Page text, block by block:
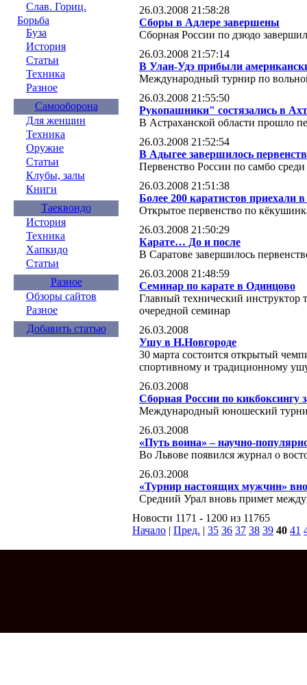
Слав. Гориц.
Борьба
Буза
История
Статьи
Техника
Разное
Самооборона
Для женщин
Техника
Оружие
Статьи
Клубы, залы
Книги
Таеквондо
История
Техника
Хапкидо
Статьи
Разное
Обзоры сайтов
Разное
Добавить статью
26.03.2008 21:58:28
Сборы в Адлере завершены
Сборная России по дзюдо
26.03.2008 21:57:14
В Улан-Удэ прибыли
Международный турнир по
26.03.2008 21:55:50
Рукопашники" состязались в
В Астраханской области прошло
26.03.2008 21:52:54
В Адыгее завершилось
Первенство России по самбо
26.03.2008 21:51:38
Более 200 каратистов приехали
Открытое первенство по
26.03.2008 21:50:29
Карате… До и после
В Саратове завершилось
26.03.2008 21:48:59
Семинар по карате в Одинцово
Главный технический инструктор
очередной семинар
26.03.2008
Ушу в Н.Новгороде
30 марта состоится открытый
спортивному и традиционному
26.03.2008
Сборная России по кикбоксингу
Международный юношеский
26.03.2008
«Путь воина» – научно-
Во Львове появился журнал о
26.03.2008
«Турнир настоящих мужчин»
Средний Урал вновь примет
Новости 1171 - 1200 из 11765
Начало | Пред. | 35 36 37 38 39 40 41